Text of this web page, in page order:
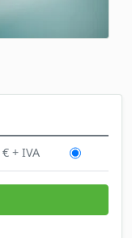
+ IVA